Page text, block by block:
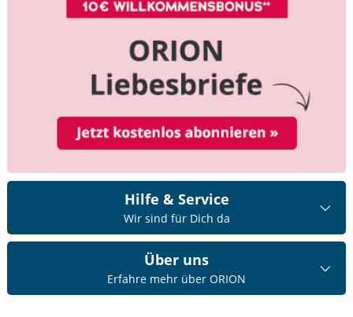
Hilfe & Service
Wir sind für Dich da
Über uns
Erfahre mehr über ORION